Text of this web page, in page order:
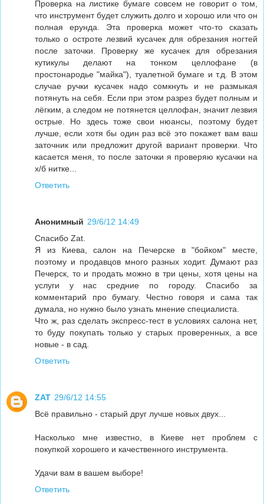
Проверка на листике бумаге совсем не говорит о том,
что инструмент будет служить долго и хорошо или что он
полная ерунда. Эта проверка может что-то сказать
только о остроте лезвий кусачек для обрезания ногтей
после заточки. Проверку же кусачек для обрезания
кутикулы делают на тонком целлофане (в
простонародье "майка"), туалетной бумаге и т.д. В этом
случае ручки кусачек надо сомкнуть и не размыкая
потянуть на себя. Если при этом разрез будет полным и
лёгким, а следом не потянется целлофан, значит лезвия
острые. Но здесь тоже свои нюансы, поэтому будет
лучше, если хотя бы один раз всё это покажет вам ваш
заточник или предложит другой вариант проверки. Что
касается меня, то после заточки я проверяю кусачки на
х/б нитке...
Ответить
Анонимный 29/6/12 14:49
Спасибо Zat.
Я из Киева, салон на Печерске в "бойком" месте,
поэтому и продавцов много разных ходит. Думают раз
Печерск, то и продать можно в три цены, хотя цены на
услуги у нас средние по городу. Спасибо за
комментарий про бумагу. Честно говоря и сама так
думала, но нужно было узнать мнение специалиста.
Что ж, раз сделать экспресс-тест в условиях салона нет,
то буду покупать только у старых проверенных, а все
новые - в сад.
Ответить
ZAT 29/6/12 14:55
Всё правильно - старый друг лучше новых двух...
Насколько мне известно, в Киеве нет проблем с
покупкой хорошего и качественного инструмента.
Удачи вам в вашем выборе!
Ответить